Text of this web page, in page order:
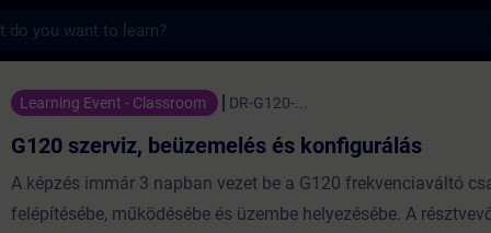
beüzemelés és konfigurálás - Træning -
Learning Event - Classroom DR-G120-...
G120 szerviz, beüzemelés és konfigurálás
A képzés immár 3 napban vezet be a G120 frekvenciaváltó
felépítésébe, működésébe és üzembe helyezésébe. A